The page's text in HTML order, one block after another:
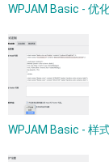
WPJAM Basic - 优
WPJAM Basic - 样